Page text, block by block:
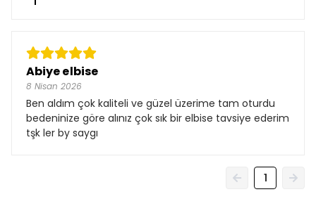
Abiye elbise
8 Nisan 2026
Ben aldım çok kaliteli ve güzel üzerime tam oturdu
bedeninize göre alınız çok sık bir elbise tavsiye ederim
tşk ler by saygı
1